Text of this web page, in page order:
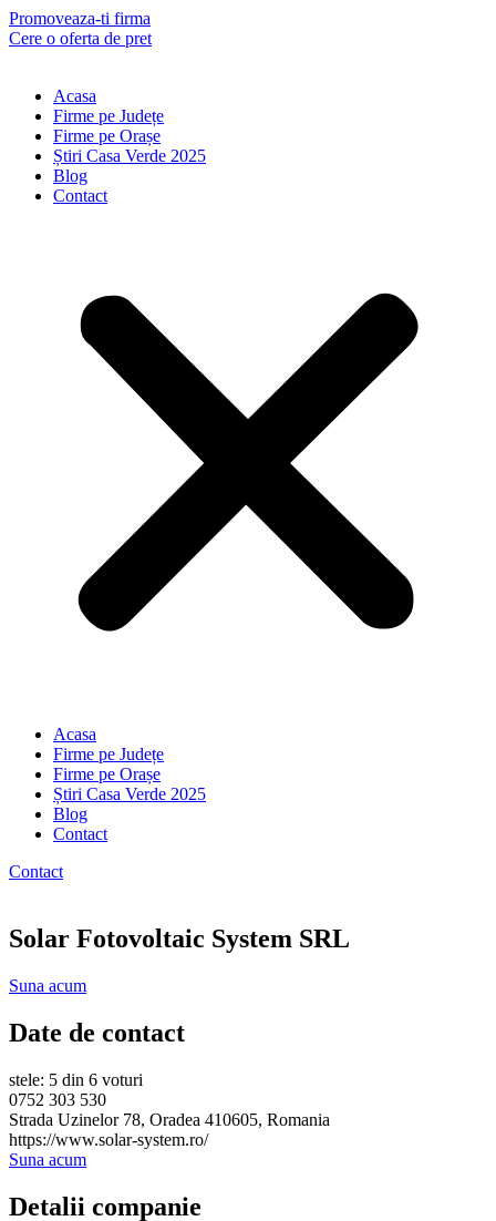
Skip
to
Promoveaza-ti firma
Cere o oferta de pret
Acasa
Firme pe Județe
Firme pe Orașe
Știri Casa Verde 2025
Blog
Contact
Acasa
Firme pe Județe
Firme pe Orașe
Știri Casa Verde 2025
Blog
Contact
Contact
Solar Fotovoltaic System SRL
Suna acum
Date de contact
stele: 5 din 6 voturi
0752 303 530
Strada Uzinelor 78, Oradea 410605, Romania
https://www.solar-system.ro/
Suna acum
Detalii companie